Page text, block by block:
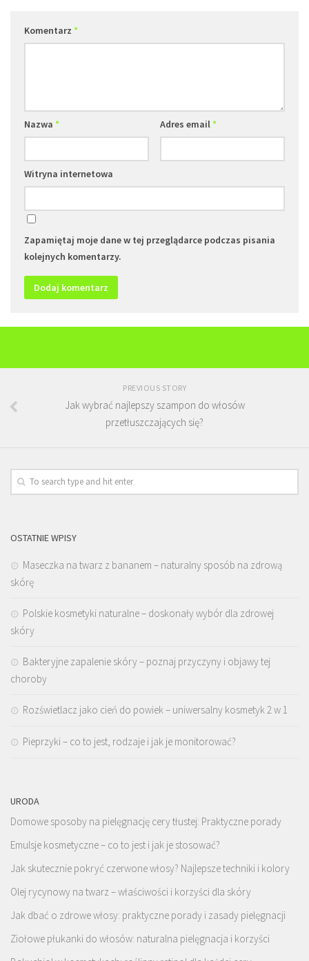
Komentarz *
Nazwa * Adres email*
Witryna internetowa
Zapamiętaj moje dane w tej przeglądarce podczas pisania
kolejnych komentarzy.
PREVIOUS STORY
Jak wybrać najlepszy szampon do włosów
przetłuszczających się?
OSTATNIE WPISY
Maseczka na twarz z bananem – naturalny sposób na zdrową
skórę
Polskie kosmetyki naturalne – doskonały wybór dla zdrowej
skóry
Bakteryjne zapalenie skóry – poznaj przyczyny i objawy tej
choroby
Rozświetlacz jako cień do powiek – uniwersalny kosmetyk 2 w 1
Pieprzyki – co to jest, rodzaje i jak je monitorować?
URODA
Domowe sposoby na pielęgnację cery tłustej: Praktyczne porady
Emulsje kosmetyczne – co to jest i jak je stosować?
Jak skutecznie pokryć czerwone włosy? Najlepsze techniki i kolory
Olej rycynowy na twarz – właściwości i korzyści dla skóry
Jak dbać o zdrowe włosy: praktyczne porady i zasady pielęgnacji
Ziołowe płukanki do włosów: naturalna pielęgnacja i korzyści